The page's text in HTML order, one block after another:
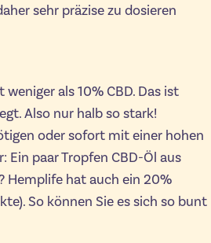
sehr präzise zu dosieren
als 10% CBD. Das ist
Also nur halb so stark!
oder sofort mit einer hohen
Ein paar Tropfen CBD-Öl aus
Hemplife hat auch ein 20%
So können Sie es sich so bunt